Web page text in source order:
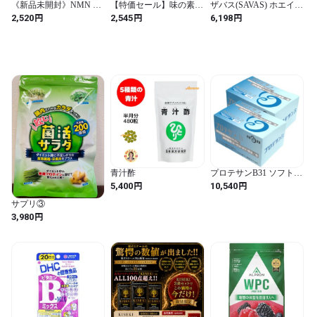
《新品未開封》NMN サ
プリメント 5000㎎ （1粒
に125㎎） 日本製 酵母発
2,520円
【特価セール】味の素
たんぱく質 がしっかり
摂れる 味噌汁 なすと油
2,545円
ザバス(SAVAS) ホエイプ
ロテイン100 すっきりフ
ルーティー風味 980g 明
6,198円
サプリ③
3,980円
青汁酢
5,400円
プロテサンB31 ソフト顆
粒 FK-23乳酸菌3000億個
31g 1.0g×31包 2個セット
10,540円